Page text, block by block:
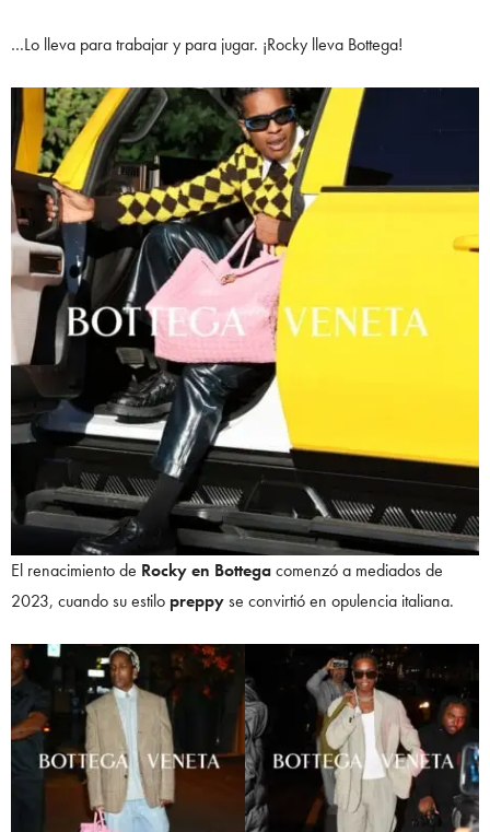
…Lo lleva para trabajar y para jugar. ¡Rocky lleva Bottega!
El renacimiento de Rocky en Bottegacomenzó a mediados de
2023, cuando su estilo preppyse convirtió en opulencia italiana.